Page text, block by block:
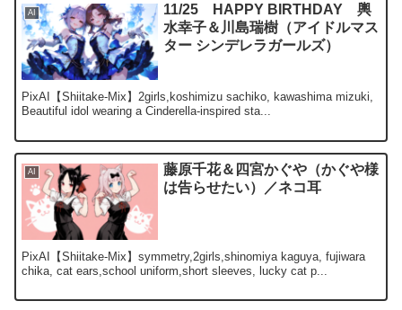
AI
11/25 HAPPY BIRTHDAY 輿
水幸子＆川島瑞樹（アイドルマス
ター シンデレラガールズ）
PixAI【Shiitake-Mix】2girls,koshimizu sachiko, kawashima mizuki,
Beautiful idol wearing a Cinderella-inspired sta...
AI
藤原千花＆四宮かぐや（かぐや様
は告らせたい）／ネコ耳
PixAI【Shiitake-Mix】symmetry,2girls,shinomiya kaguya, fujiwara
chika, cat ears,school uniform,short sleeves, lucky cat p...